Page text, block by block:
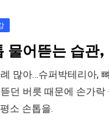
물어뜯는 습관,
많아…슈퍼박테리아,
던 버릇 때문에 손가
소 손톱을.